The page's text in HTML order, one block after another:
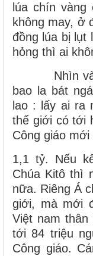
lúa chín
không may, ở
đồng lúa bị lụt
hỏng thì ai
Nhìn vào
bao la bát
lao : lấy ai ra
thế giới có tới
Công giáo mới
1,1 tỷ. Nếu
Chúa Kitô thì
nữa. Riêng Á
giới, mà mới
Việt nam
tới 84 triệu
Công giáo.